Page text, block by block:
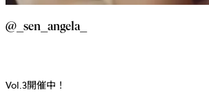
@_sen_angela_
Vol.3開催中！